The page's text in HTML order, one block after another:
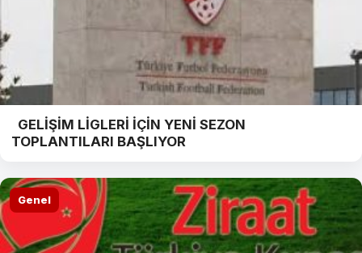
GELİŞİM LİGLERİ İÇİN YENİ SEZON
TOPLANTILARI BAŞLIYOR
Genel